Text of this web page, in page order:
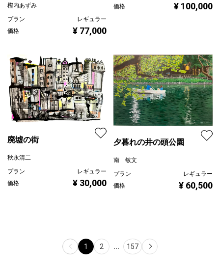
樫内あずみ
プラン
レギュラー
価格
¥ 77,000
価格
¥ 100,000
廃墟の街
秋永清二
プラン
レギュラー
価格
¥ 30,000
夕暮れの井の頭公園
南 敏文
プラン
レギュラー
価格
¥ 60,500
1 2 ... 157